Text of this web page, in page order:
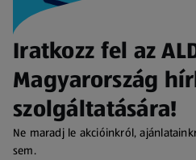
Iratkozz fel az
Magyarország
szolgáltatására!
Ne maradj le akcióinkról,
sem.